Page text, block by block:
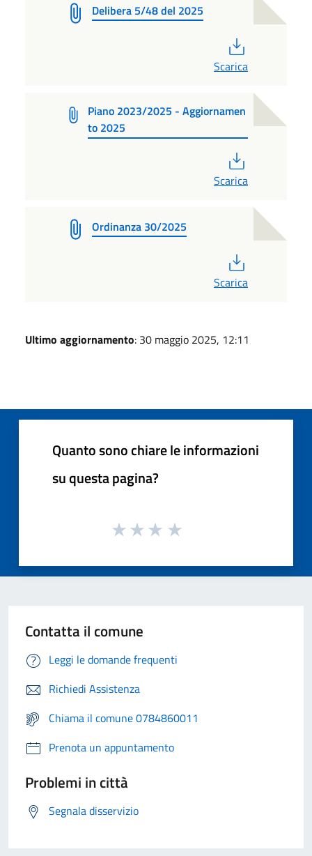
Delibera 5/48 del 2025
Scarica
Piano 2023/2025 - Aggiornamen
to 2025
Scarica
Ordinanza 30/2025
Scarica
Ultimo aggiornamento: 30 maggio 2025, 12:11
Quanto sono chiare le informazioni
su questa pagina?
Contatta il comune
Leggi le domande frequenti
Richiedi Assistenza
Chiama il comune 0784860011
Prenota un appuntamento
Problemi in città
Segnala disservizio